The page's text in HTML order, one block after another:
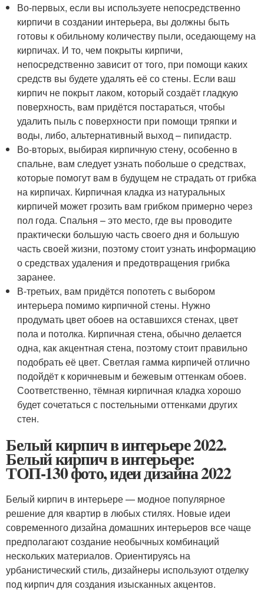
Во-первых, если вы используете непосредственно
кирпичи в создании интерьера, вы должны быть
готовы к обильному количеству пыли, оседающему на
кирпичах. И то, чем покрыты кирпичи,
непосредственно зависит от того, при помощи каких
средств вы будете удалять её со стены. Если ваш
кирпич не покрыт лаком, который создаёт гладкую
поверхность, вам придётся постараться, чтобы
удалить пыль с поверхности при помощи тряпки и
воды, либо, альтернативный выход – пипидастр.
Во-вторых, выбирая кирпичную стену, особенно в
спальне, вам следует узнать побольше о средствах,
которые помогут вам в будущем не страдать от грибка
на кирпичах. Кирпичная кладка из натуральных
кирпичей может грозить вам грибком примерно через
пол года. Спальня – это место, где вы проводите
практически большую часть своего дня и большую
часть своей жизни, поэтому стоит узнать информацию
о средствах удаления и предотвращения грибка
заранее.
В-третьих, вам придётся попотеть с выбором
интерьера помимо кирпичной стены. Нужно
продумать цвет обоев на оставшихся стенах, цвет
пола и потолка. Кирпичная стена, обычно делается
одна, как акцентная стена, поэтому стоит правильно
подобрать её цвет. Светлая гамма кирпичей отлично
подойдёт к коричневым и бежевым оттенкам обоев.
Соответственно, тёмная кирпичная кладка хорошо
будет сочетаться с постельными оттенками других
стен.
Белый кирпич в интерьере 2022.
Белый кирпич в интерьере:
ТОП-130 фото, идеи дизайна 2022
Белый кирпич в интерьере — модное популярное
решение для квартир в любых стилях. Новые идеи
современного дизайна домашних интерьеров все чаще
предполагают создание необычных комбинаций
нескольких материалов. Ориентируясь на
урбанистический стиль, дизайнеры используют отделку
под кирпич для создания изысканных акцентов.